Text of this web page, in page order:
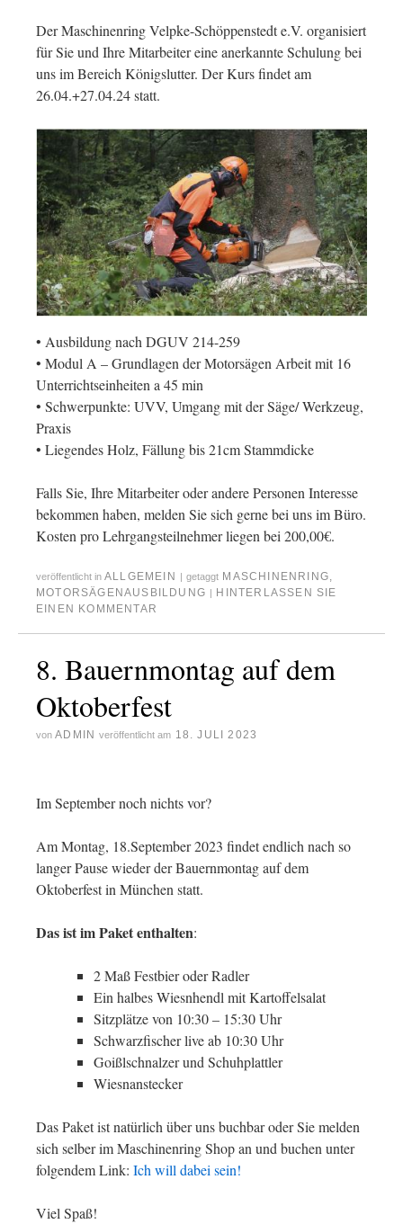
Der Maschinenring Velpke-Schöppenstedt e.V. organisiert
für Sie und Ihre Mitarbeiter eine anerkannte Schulung bei
uns im Bereich Königslutter. Der Kurs findet am
26.04.+27.04.24 statt.
• Ausbildung nach DGUV 214-259
• Modul A – Grundlagen der Motorsägen Arbeit mit 16
Unterrichtseinheiten a 45 min
• Schwerpunkte: UVV, Umgang mit der Säge/ Werkzeug,
Praxis
• Liegendes Holz, Fällung bis 21cm Stammdicke
Falls Sie, Ihre Mitarbeiter oder andere Personen Interesse
bekommen haben, melden Sie sich gerne bei uns im Büro.
Kosten pro Lehrgangsteilnehmer liegen bei 200,00€.
veröffentlicht in ALLGEMEIN getaggt MASCHINENRING,
MOTORSÄGENAUSBILDUNG
HINTERLASSEN SIE
EINEN KOMMENTAR
8. Bauernmontag auf dem
Oktoberfest
von ADMIN veröffentlicht am 18. JULI 2023
Im September noch nichts vor?
Am Montag, 18.September 2023 findet endlich nach so
langer Pause wieder der Bauernmontag auf dem
Oktoberfest in München statt.
Das ist im Paket enthalten:
2 Maß Festbier oder Radler
Ein halbes Wiesnhendl mit Kartoffelsalat
Sitzplätze von 10:30 – 15:30 Uhr
Schwarzfischer live ab 10:30 Uhr
Goißlschnalzer und Schuhplattler
Wiesnanstecker
Das Paket ist natürlich über uns buchbar oder Sie melden
sich selber im Maschinenring Shop an und buchen unter
folgendem Link: Ich will dabei sein!
Viel Spaß!